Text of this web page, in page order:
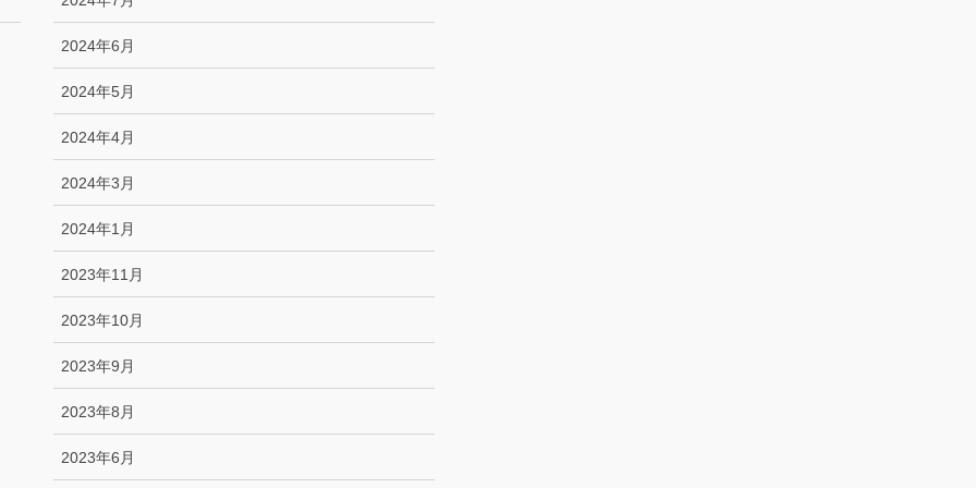
2024年6月
2024年5月
2024年4月
2024年3月
2024年1月
2023年11月
2023年10月
2023年9月
2023年8月
2023年6月